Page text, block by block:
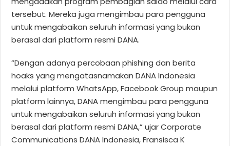
tersebut. Mereka juga mengimbau para pengguna
untuk mengabaikan seluruh informasi yang bukan
berasal dari platform resmi DANA.
“Dengan adanya percobaan phishing dan berita
hoaks yang mengatasnamakan DANA Indonesia
melalui platform WhatsApp, Facebook Group maupun
platform lainnya, DANA mengimbau para pengguna
untuk mengabaikan seluruh informasi yang bukan
berasal dari platform resmi DANA,” ujar Corporate
Communications DANA Indonesia, Fransisca K